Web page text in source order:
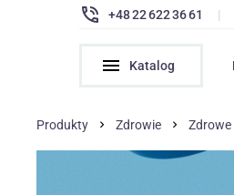
+48 22 622 36 61 |
Katalog
Produkty Zdrowie Zdrowe